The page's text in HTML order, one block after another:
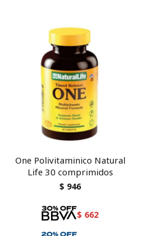
One Polivitaminico Natural
Life 30 comprimidos
$ 946
$ 662